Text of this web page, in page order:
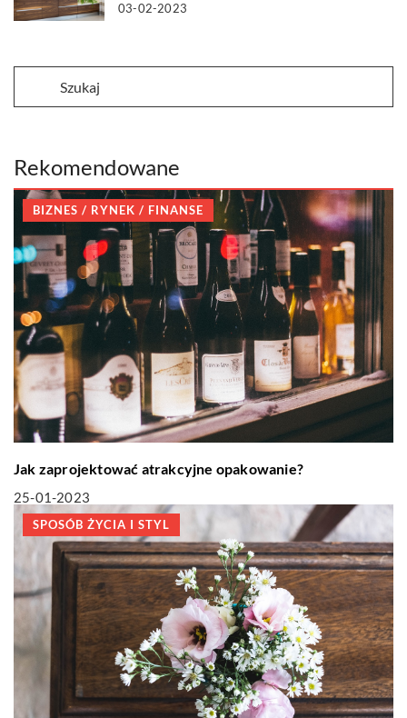
03-02-2023
Rekomendowane
BIZNES / RYNEK / FINANSE
Jak zaprojektować atrakcyjne opakowanie?
25-01-2023
SPOSÓB ŻYCIA I STYL